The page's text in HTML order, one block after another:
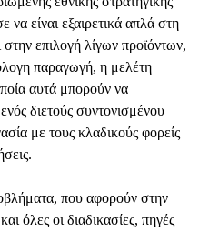
είναι εξαιρετικά απλά στη
επιλογή λίγων προϊόντων,
παραγωγή, η μελέτη
αυτά μπορούν να
διετούς συντονισμένου
με τους κλαδικούς φορείς
που αφορούν στην
όλες οι διαδικασίες, πηγές